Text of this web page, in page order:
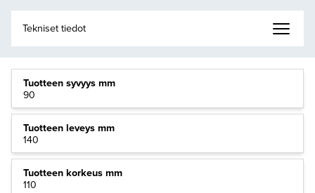
Tuotteen syvyys mm
90
Tuotteen leveys mm
140
Tuotteen korkeus mm
110